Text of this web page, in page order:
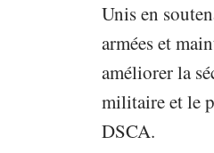
Unis en
armées et
améliorer la
militaire et le
DSCA.